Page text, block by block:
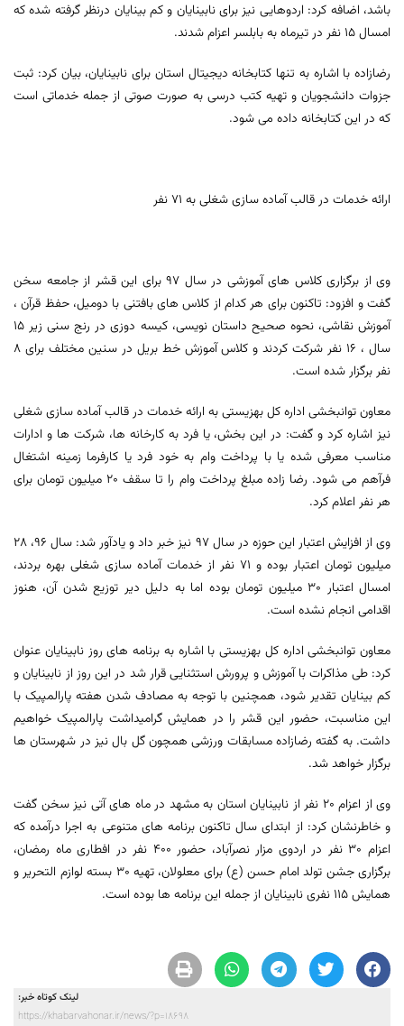
باشد، اضافه کرد: اردوهایی نیز برای نابینایان و کم بینایان درنظر گرفته شده که
امسال 15 نفر در تیرماه به بابلسر اعزام شدند.
رضازاده با اشاره به تنها کتابخانه دیجیتال استان برای نابینایان، بیان کرد: ثبت
جزوات دانشجویان و تهیه کتب درسی به صورت صوتی از جمله خدماتی است
که در این کتابخانه داده می شود.
ارائه خدمات در قالب آماده سازی شغلی به 71 نفر
وی از برگزاری کلاس های آموزشی در سال 97 برای این قشر از جامعه سخن
گفت و افزود: تاکنون برای هر کدام از کلاس های بافتنی با دومیل، حفظ قرآن ،
آموزش نقاشی، نحوه صحیح داستان نویسی، کیسه دوزی در رنج سنی زیر 15
سال ، 16 نفر شرکت کردند و کلاس آموزش خط بریل در سنین مختلف برای 8
نفر برگزار شده است.
معاون توانبخشی اداره کل بهزیستی به ارائه خدمات در قالب آماده سازی شغلی
نیز اشاره کرد و گفت: در این بخش، یا فرد به کارخانه ها، شرکت ها و ادارات
مناسب معرفی شده یا با پرداخت وام به خود فرد یا کارفرما زمینه اشتغال
فرآهم می شود. رضا زاده مبلغ پرداخت وام را تا سقف 20 میلیون تومان برای
هر نفر اعلام کرد.
وی از افزایش اعتبار این حوزه در سال 97 نیز خبر داد و یادآور شد: سال 96، 28
میلیون تومان اعتبار بوده و 71 نفر از خدمات آماده سازی شغلی بهره بردند،
امسال اعتبار 30 میلیون تومان بوده اما به دلیل دیر توزیع شدن آن، هنوز
اقدامی انجام نشده است.
معاون توانبخشی اداره کل بهزیستی با اشاره به برنامه های روز نابینایان عنوان
کرد: طی مذاکرات با آموزش و پرورش استثنایی قرار شد در این روز از نابینایان و
کم بینایان تقدیر شود، همچنین با توجه به مصادف شدن هفته پارالمپیک با
این مناسبت، حضور این قشر را در همایش گرامیداشت پارالمپیک خواهیم
داشت. به گفته رضازاده مسابقات ورزشی همچون گل بال نیز در شهرستان ها
برگزار خواهد شد.
وی از اعزام 20 نفر از نابینایان استان به مشهد در ماه های آتی نیز سخن گفت
و خاطرنشان کرد: از ابتدای سال تاکنون برنامه های متنوعی به اجرا درآمده که
اعزام 30 نفر در اردوی مزار نصرآباد، حضور 400 نفر در افطاری ماه رمضان،
برگزاری جشن تولد امام حسن (ع) برای معلولان، تهیه 30 بسته لوازم التحریر و
همایش 115 نفری نابینایان از جمله این برنامه ها بوده است.
لینک کوتاه خبر:
https://khabarvahonar.ir/news/?p=18698